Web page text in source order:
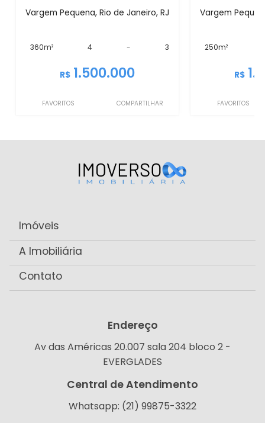
Vargem Pequena, Rio de Janeiro, RJ
360m² 4 - 3
R$ 1.500.000
FAVORITOS COMPARTILHAR
Vargem
250m²
R$
FAVORITOS
Imóveis
A Imobiliária
Contato
Endereço
Av das Américas 20.007 sala 204 bloco 2 -
EVERGLADES
Central de Atendimento
Whatsapp: (21) 99875-3322